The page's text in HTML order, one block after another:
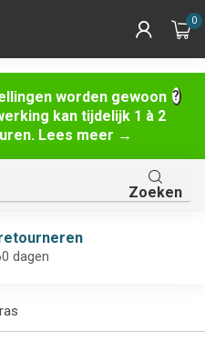
worden gewoon
kan tijdelijk 1 à 2
Lees meer →
0
Zoeken
van Nederland!